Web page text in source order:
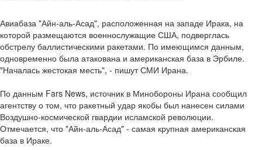
Авиабаза "Айн-аль-Асад", расположенная на западе Ирака, на
которой размещаются военнослужащие США, подверглась
обстрелу баллистическими ракетами. По имеющимся данным,
одновременно была атакована и американская база в Эрбиле.
"Началась жестокая месть", - пишут СМИ Ирана.
По данным Fars News, источник в Минобороны Ирана сообщил
агентству о том, что ракетный удар якобы был нанесен силами
Воздушно-космической гвардии исламской революции.
Отмечается, что "Айн-аль-Асад" - самая крупная американская
база в Ираке.